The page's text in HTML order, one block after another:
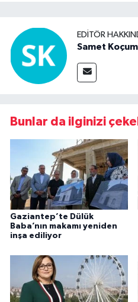
EDITÖR
Samet Koçum
Bunlar da ilginizi
Gaziantep’te Dülük
Baba’nın makamı yeniden
inşa ediliyor